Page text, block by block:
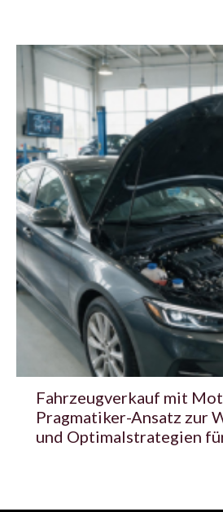
Fahrzeugverkauf mit
Pragmatiker-Ansatz zur
und Optimalstrategien